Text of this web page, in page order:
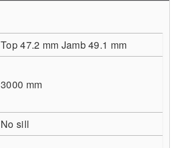
Top 47.2 mm Jamb 49.1 mm
3000 mm
No sill